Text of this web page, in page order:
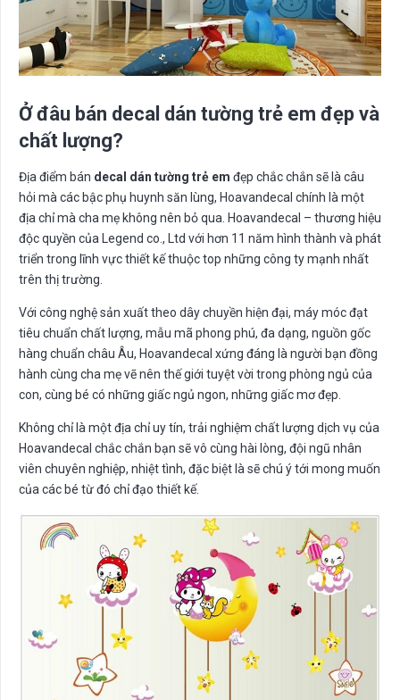
Ở đâu bán decal dán tường trẻ em đẹp và
chất lượng?
Địa điểm bán decal dán tường trẻ em đẹp chắc chắn sẽ là câu
hỏi mà các bậc phụ huynh săn lùng, Hoavandecal chính là một
địa chỉ mà cha mẹ không nên bỏ qua. Hoavandecal – thương hiệu
độc quyền của Legend co., Ltd với hơn 11 năm hình thành và phát
triển trong lĩnh vực thiết kế thuộc top những công ty mạnh nhất
trên thị trường.
Với công nghệ sản xuất theo dây chuyền hiện đại, máy móc đạt
tiêu chuẩn chất lượng, mẫu mã phong phú, đa dạng, nguồn gốc
hàng chuẩn châu Âu, Hoavandecal xứng đáng là người bạn đồng
hành cùng cha mẹ vẽ nên thế giới tuyệt vời trong phòng ngủ của
con, cùng bé có những giấc ngủ ngon, những giấc mơ đẹp.
Không chỉ là một địa chỉ uy tín, trải nghiệm chất lượng dịch vụ của
Hoavandecal chắc chắn bạn sẽ vô cùng hài lòng, đội ngũ nhân
viên chuyên nghiệp, nhiệt tình, đặc biệt là sẽ chú ý tới mong muốn
của các bé từ đó chỉ đạo thiết kế.